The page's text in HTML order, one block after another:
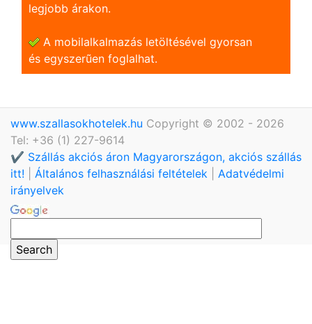
legjobb árakon.
A mobilalkalmazás letöltésével gyorsan
és egyszerũen foglalhat.
www.szallasokhotelek.hu Copyright © 2002 - 2026
Tel: +36 (1) 227-9614
✔️ Szállás akciós áron Magyarországon, akciós szállás
itt!
Általános felhasználási feltételek
Adatvédelmi
irányelvek